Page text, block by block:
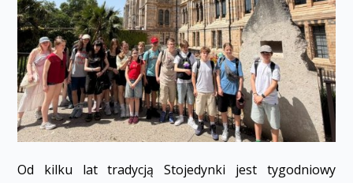
Od kilku lat tradycją Stojedynki jest tygodniowy